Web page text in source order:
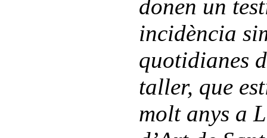
donen un
incidència
quotidianes
taller, que
molt anys a